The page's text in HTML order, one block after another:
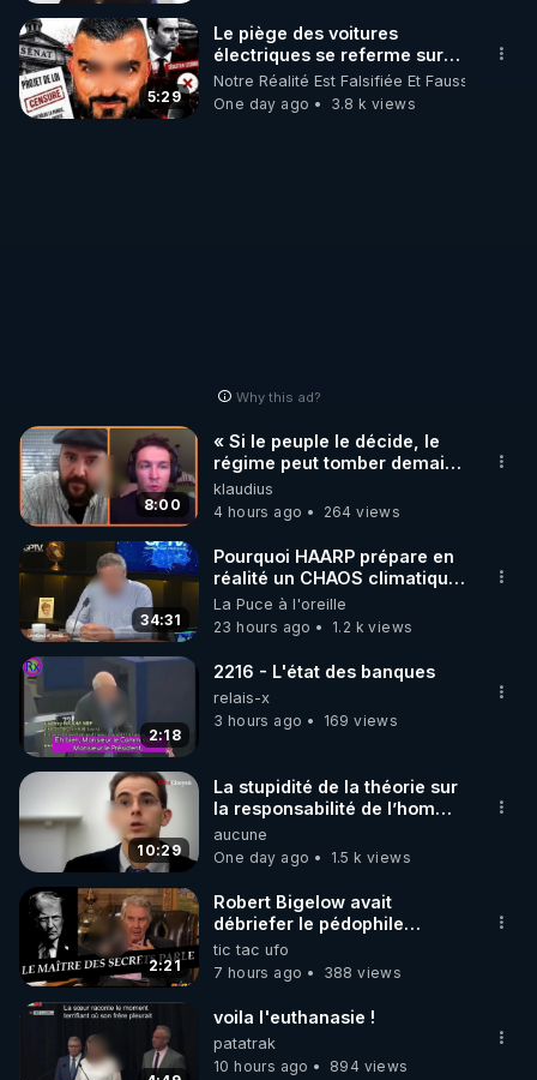
_________
LES CODES PROMO DES PARTENAIRES
▶ 10 % de réduction sur les extracteurs de la
marque SANA :
Rendez-vous sur http://rgnr.li/lechoubrave
code : REGENERE10
▶ 30 jours gratuit sur l’application de méditation et
de bien-être ENVOL :
Rendez-vous sur https://www.envol.app/code
le code : REGENERE
5:29
Le piège des voitures
électriques se referme sur
les usagers !
Notre Réalité Est Falsifiée Et Fausse
One day ago
3.8 k views
Why this ad?
8:00
« Si le peuple le décide, le
régime peut tomber demain !
»
klaudius
4 hours ago
264 views
34:31
Pourquoi HAARP prépare en
réalité un CHAOS climatique,
on répond
La Puce à l'oreille
23 hours ago
1.2 k views
2:18
2216 - L'état des banques
relais-x
3 hours ago
169 views
10:29
La stupidité de la théorie sur
la responsabilité de l’homme
concernant le dioxyde de
carbone.
aucune
One day ago
1.5 k views
2:21
Robert Bigelow avait
débriefer le pédophile
génocidaire de donald j
trump
tic tac ufo
7 hours ago
388 views
voila l'euthanasie !
patatrak
10 hours ago
894 views